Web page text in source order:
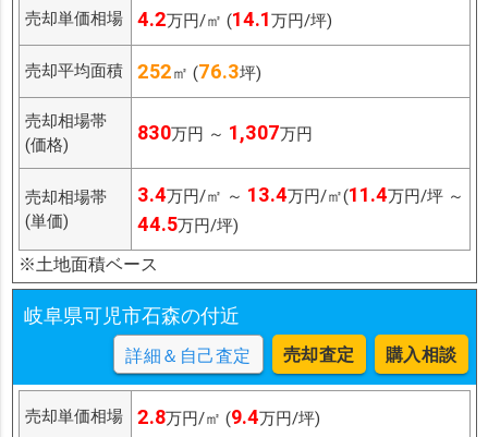
売却単価相場 4.2万円/㎡ (14.1万円/坪)
売却平均面積 252㎡ (76.3坪)
売却相場帯
(価格)
830万円 ～ 1,307万円
売却相場帯
(単価)
3.4万円/㎡ ～ 13.4万円/㎡(11.4万円/坪 ～
44.5万円/坪)
※土地面積ベース
岐阜県可児市石森の付近
詳細＆自己査定 売却査定 購入相談
売却単価相場 2.8万円/㎡ (9.4万円/坪)